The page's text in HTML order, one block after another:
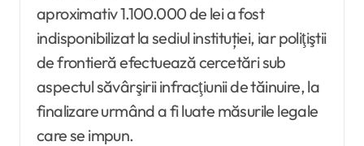
aproximativ 1.100.000 de lei a fost
indisponibilizat la sediul instituției, iar poliţiştii
de frontieră efectuează cercetări sub
aspectul săvârşirii infracţiunii de tăinuire, la
finalizare urmând a fi luate măsurile legale
care se impun.